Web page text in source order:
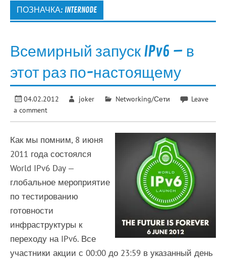
ПОЗНАЧКА: INTERNODE
Всемирный запуск IPv6 – в
этот раз по-настоящему
04.02.2012 joker Networking/Сети
Leave
a comment
Как мы помним, 8 июня
2011 года состоялся
World IPv6 Day —
глобальное мероприятие
по тестированию
готовности
инфраструктуры к
переходу на IPv6. Все
участники акции с 00:00 до 23:59 в указанный день